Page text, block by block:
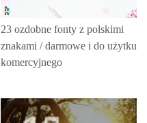
23 ozdobne fonty z polskimi
znakami / darmowe i do użytku
komercyjnego